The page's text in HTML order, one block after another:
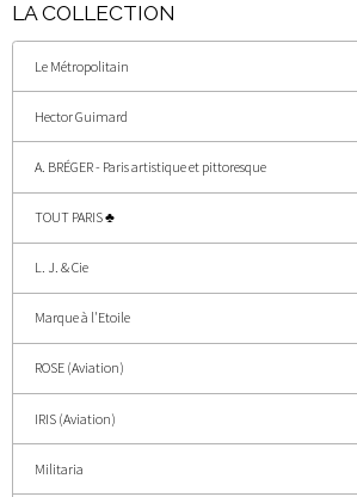
LA COLLECTION
Le Métropolitain
Hector Guimard
A. BRÉGER - Paris artistique et pittoresque
TOUT PARIS ♣
L. J. & Cie
Marque à l'Etoile
ROSE (Aviation)
IRIS (Aviation)
Militaria